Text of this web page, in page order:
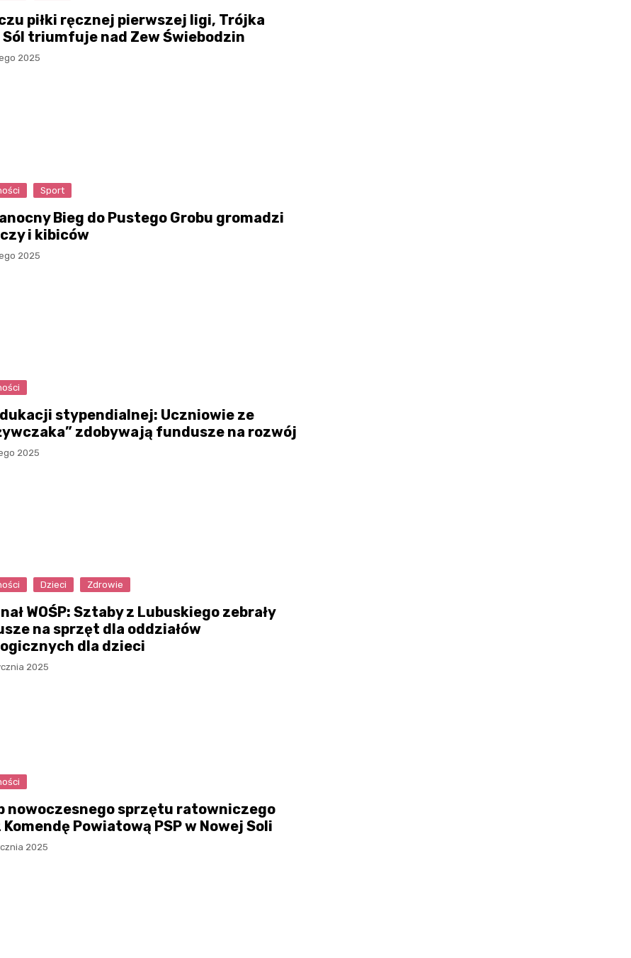
piłki ręcznej pierwszej ligi, Trójka
Sól triumfuje nad Zew Świebodzin
2025
Sport
Bieg do Pustego Grobu gromadzi
i kibiców
2025
stypendialnej: Uczniowie ze
zdobywają fundusze na rozwój
2025
Dzieci Zdrowie
WOŚP: Sztaby z Lubuskiego zebrały
na sprzęt dla oddziałów
dla dzieci
2025
nowoczesnego sprzętu ratowniczego
Powiatową PSP w Nowej Soli
2025